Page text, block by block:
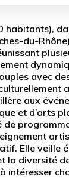
habitants),
du-
avec
aux
et d’arts
de
Elle veille
la diversité
intéresser